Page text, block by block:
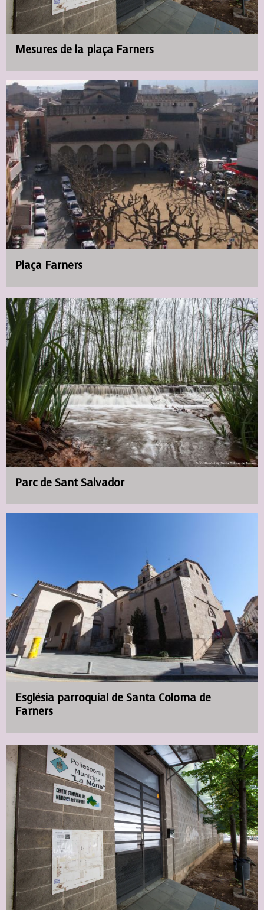
Mesures de la plaça Farners
Plaça Farners
Parc de Sant Salvador
Església parroquial de Santa Coloma de
Farners